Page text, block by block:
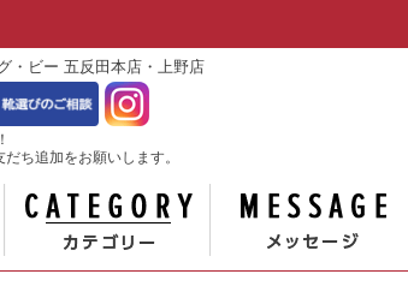
・ビー 五反田本店・上野店
ち追加をお願いします。
ブランド カテゴリー